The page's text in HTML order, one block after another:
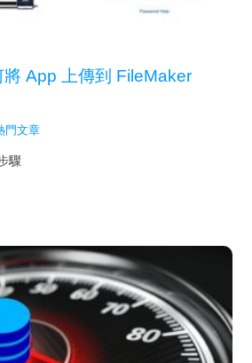
App 上傳到 FileMaker
門文章
驟